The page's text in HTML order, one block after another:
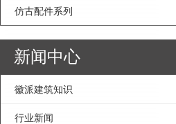
仿古配件系列
新闻中心
徽派建筑知识
行业新闻